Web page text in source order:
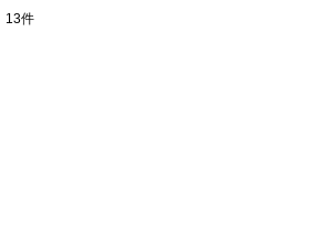
13件